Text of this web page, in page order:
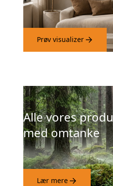
Prøv visualizer
Alle vores
med omtanke
Lær mere